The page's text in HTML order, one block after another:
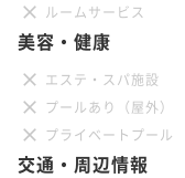
ルームサービス
美容・健康
エステ・スパ施設
プールあり（屋外）
プライベートプール
交通・周辺情報